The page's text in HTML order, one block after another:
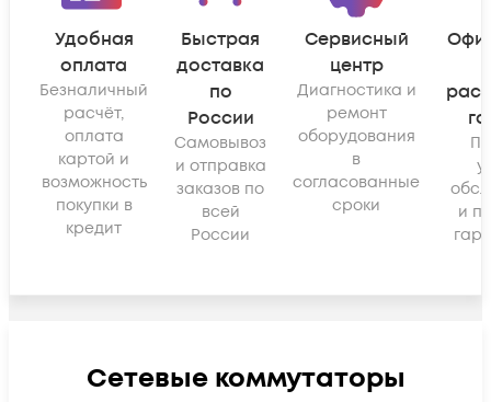
Удобная
оплата
Безналичный
расчёт,
оплата
картой и
возможность
покупки в
кредит
Быстрая
доставка
по
России
Самовывоз
и отправка
заказов по
всей
России
Сервисный
центр
Диагностика и
ремонт
оборудования
в
согласованные
сроки
и
Сетевые коммутаторы